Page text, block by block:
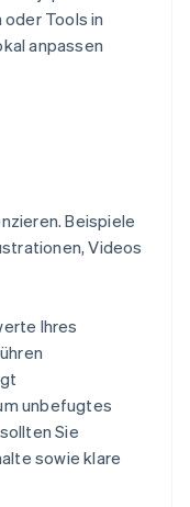
Tools in
anpassen
Beispiele
Videos
Ihres
unbefugtes
Sie
sowie klare